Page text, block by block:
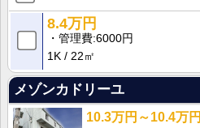
8.4万円
管理費 6000円
1K
22㎡
メゾンカドリーユ
10.3万円～10.4万円